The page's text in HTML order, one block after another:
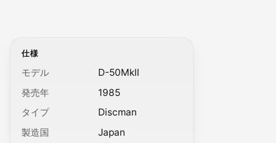
仕様
モデル
D-50MkII
発売年
1985
タイプ
Discman
製造国
Japan